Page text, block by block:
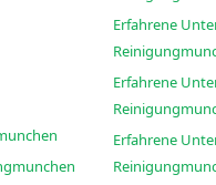
Reinigungmunchen
Ebersberg Reinigungmunchen
Erfahrene
Erfahrene
Erfahrene